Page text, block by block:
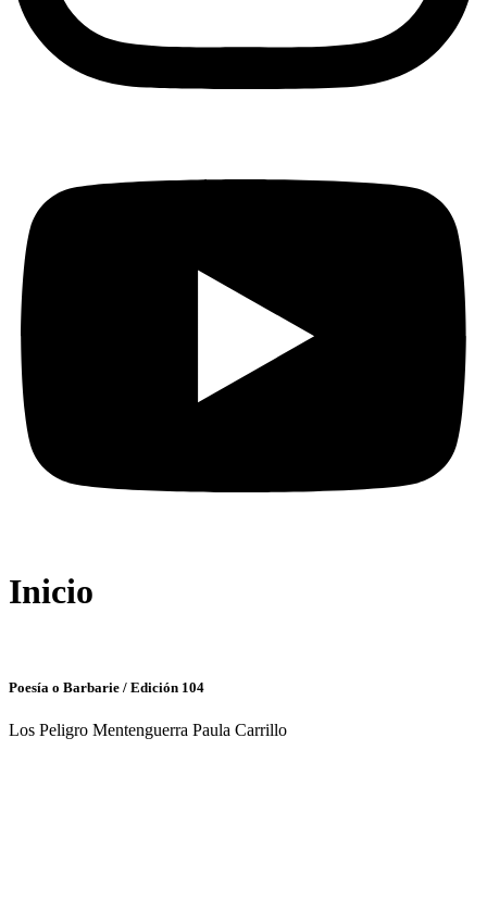
Inicio
Poesía o Barbarie / Edición 104
Los Peligro Mentenguerra Paula Carrillo